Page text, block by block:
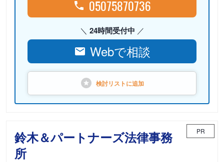
05075870736
24時間受付中
Webで相談
検討リストに追加
鈴木＆パートナーズ法律事務
所
PR